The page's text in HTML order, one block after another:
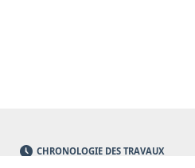
CHRONOLOGIE DES TRAVAUX